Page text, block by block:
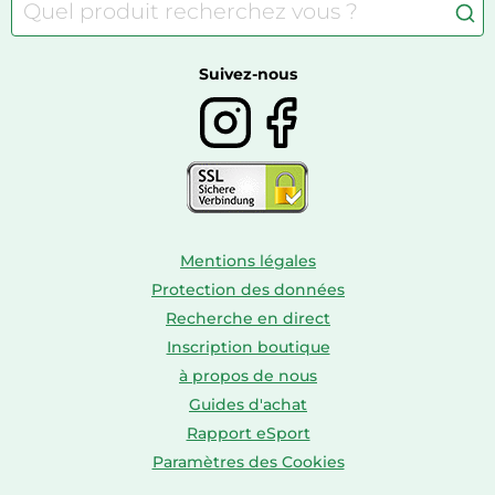
Camping
Caravaning
Autour du thé
Autour du vin
Suivez-nous
Mentions légales
Protection des données
Recherche en direct
Inscription boutique
à propos de nous
Guides d'achat
Rapport eSport
Paramètres des Cookies